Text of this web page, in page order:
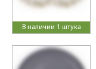
В наличии 1 штука